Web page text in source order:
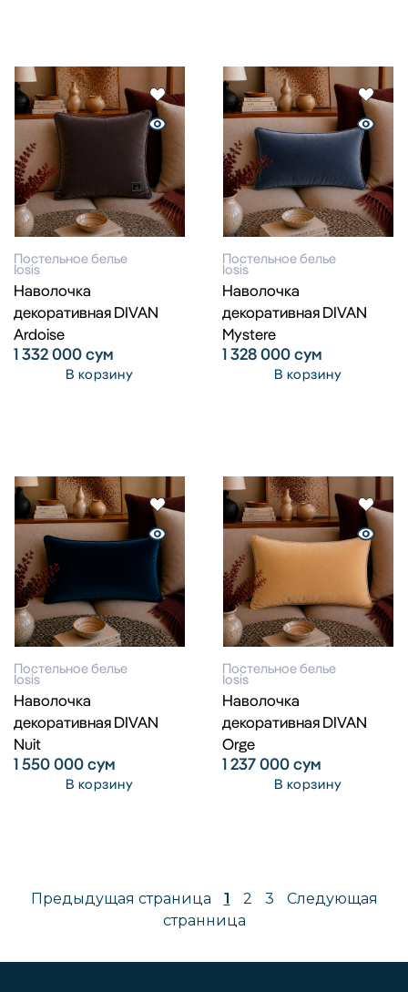
Постельное белье
Iosis
Наволочка
декоративная DIVAN
Ardoise
1 332 000сум
В корзину
Постельное белье
Iosis
Наволочка
декоративная DIVAN
Mystere
1 328 000сум
В корзину
Постельное белье
Iosis
Наволочка
декоративная DIVAN
Nuit
1 550 000сум
В корзину
Постельное белье
Iosis
Наволочка
декоративная DIVAN
Orge
1 237 000сум
В корзину
Предыдущая страница 1 2 3
Следующая
странница